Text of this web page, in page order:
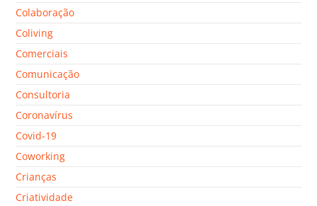
Colaboração
Coliving
Comerciais
Comunicação
Consultoria
Coronavírus
Covid-19
Coworking
Crianças
Criatividade